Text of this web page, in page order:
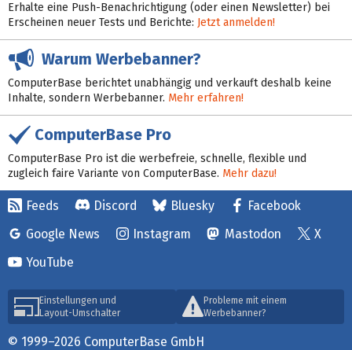
Erhalte eine Push-Benachrichtigung (oder einen Newsletter) bei
Erscheinen neuer Tests und Berichte: Jetzt anmelden!
Warum Werbebanner?
ComputerBase berichtet unabhängig und verkauft deshalb keine
Inhalte, sondern Werbebanner. Mehr erfahren!
ComputerBase Pro
ComputerBase Pro ist die werbefreie, schnelle, flexible und
zugleich faire Variante von ComputerBase. Mehr dazu!
Feeds Discord Bluesky
Facebook
Google News
Instagram Mastodon
X
YouTube
Einstellungen und
Layout-Umschalter
Probleme mit einem
Werbebanner?
© 1999–2026 ComputerBase GmbH